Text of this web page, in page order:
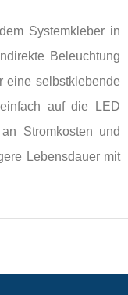
Systemkleber in
Beleuchtung
eine selbstklebende
auf die LED
Stromkosten und
Lebensdauer mit